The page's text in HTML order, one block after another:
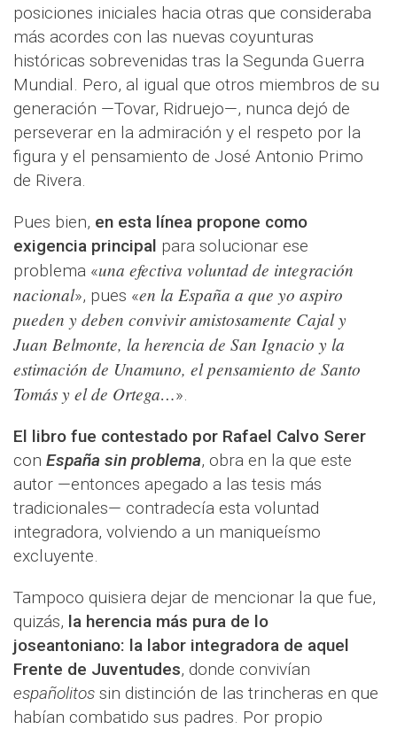
posiciones iniciales hacia otras que consideraba
más acordes con las nuevas coyunturas
históricas sobrevenidas tras la Segunda Guerra
Mundial. Pero, al igual que otros miembros de su
generación —Tovar, Ridruejo—, nunca dejó de
perseverar en la admiración y el respeto por la
figura y el pensamiento de José Antonio Primo
de Rivera.
Pues bien, en esta línea propone como
exigencia principal para solucionar ese
problema «una efectiva voluntad de integración
nacional», pues «en la España a que yo aspiro
pueden y deben convivir amistosamente Cajal y
Juan Belmonte, la herencia de San Ignacio y la
estimación de Unamuno, el pensamiento de Santo
Tomás y el de Ortega…».
El libro fue contestado por Rafael Calvo Serer
con España sin problema, obra en la que este
autor —entonces apegado a las tesis más
tradicionales— contradecía esta voluntad
integradora, volviendo a un maniqueísmo
excluyente.
Tampoco quisiera dejar de mencionar la que fue,
quizás, la herencia más pura de lo
joseantoniano: la labor integradora de aquel
Frente de Juventudes, donde convivían
españolitos sin distinción de las trincheras en que
habían combatido sus padres. Por propio